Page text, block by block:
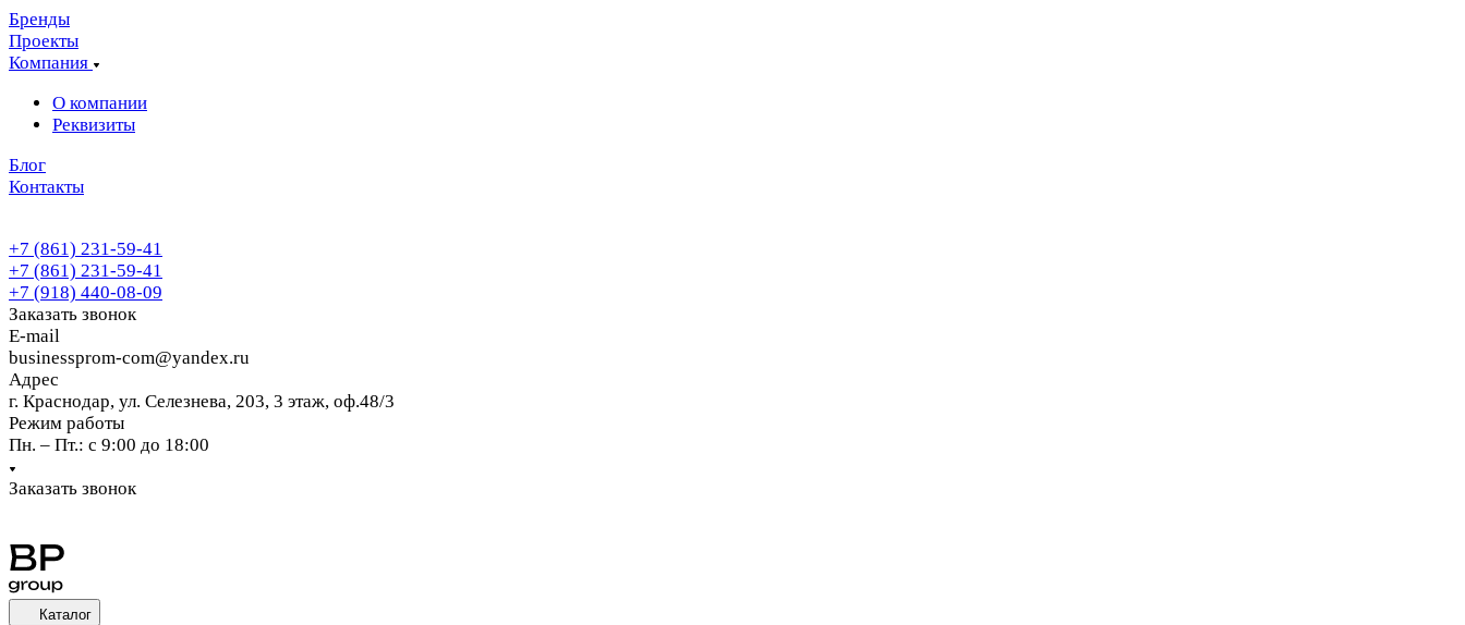
Бренды
Проекты
Компания
О компании
Реквизиты
Блог
Контакты
+7 (861) 231-59-41
+7 (861) 231-59-41
+7 (918) 440-08-09
Заказать звонок
E-mail
businessprom-com@yandex.ru
Адрес
г. Краснодар, ул. Селезнева, 203, 3 этаж, оф.48/3
Режим работы
Пн. – Пт.: с 9:00 до 18:00
Заказать звонок
Каталог